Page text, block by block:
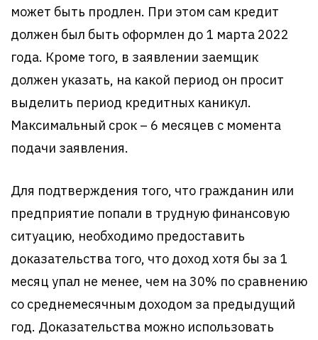
может быть продлен. При этом сам кредит
должен был быть оформлен до 1 марта 2022
года. Кроме того, в заявлении заемщик
должен указать, на какой период он просит
выделить период кредитных каникул.
Максимальный срок – 6 месяцев с момента
подачи заявления.
Для подтверждения того, что гражданин или
предприятие попали в трудную финансовую
ситуацию, необходимо предоставить
доказательства того, что доход хотя бы за 1
месяц упал не менее, чем на 30% по сравнению
со среднемесячным доходом за предыдущий
год. Доказательства можно использовать